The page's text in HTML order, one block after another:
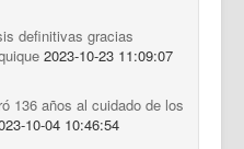
definitivas gracias
2023-10-23 11:09:07
136 años al cuidado de los
10-04 10:46:54